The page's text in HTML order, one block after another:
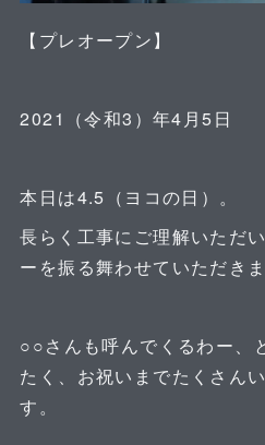
【プレオープン】
2021（令和3）年4月5日
本日は4.5（ヨコの日）。
長らく工事にご理解いただ
ーを振る舞わせていただきま
○○さんも呼んでくるわー、
たく、お祝いまでたくさん
す。